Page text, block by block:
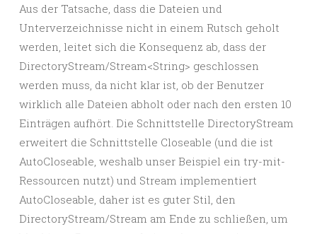
Aus der Tatsache, dass die Dateien und
Unterverzeichnisse nicht in einem Rutsch geholt
werden, leitet sich die Konsequenz ab, dass der
DirectoryStream/Stream<String> geschlossen
werden muss, da nicht klar ist, ob der Benutzer
wirklich alle Dateien abholt oder nach den ersten 10
Einträgen aufhört. Die Schnittstelle DirectoryStream
erweitert die Schnittstelle Closeable (und die ist
AutoCloseable, weshalb unser Beispiel ein try-mit-
Ressourcen nutzt) und Stream implementiert
AutoCloseable, daher ist es guter Stil, den
DirectoryStream/Stream am Ende zu schließen, um